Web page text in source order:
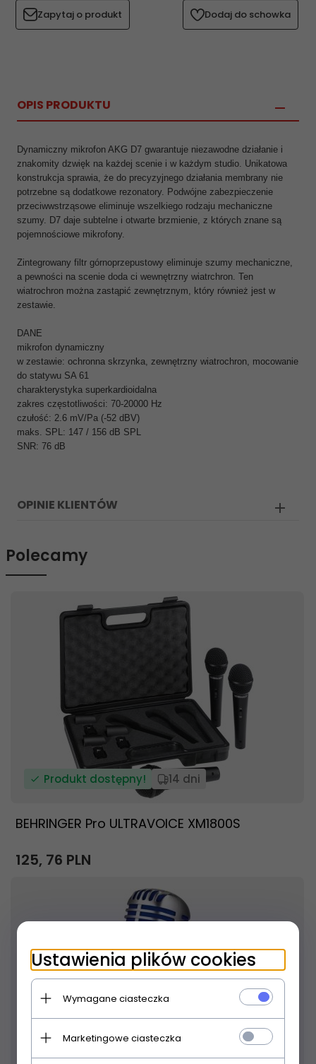
Zapytaj o produkt Dodaj do schowka
OPIS PRODUKTU
Dynamiczny mikrofon AKG D7 gwarantuje niezawodne działanie i
znakomity dzwięk na każdej scenie i w każdym studio. Unikatowa
konstrukcja sprawia, że do precyzyjnego działania membrany nie
potrzebne są dodatkowe rezonatory. Podwójne zabezpieczenie
przeciwwstrząsowe eliminuje wszelkiego rodzaju mechaniczne
szumy. D7 daje subtelne i otwarte brzmienie, z których znane są
pojemnościowe mikrofony.
Zintegrowany filtr górnoprzepustowy eliminuje szumy mechaniczne,
a pewności na scenie doda ci wewnętrzny wiatrchron. Ten
wiatrochron można zastąpić zewnętrznym, który również jest w
zestawie.
DANE
mikrofon dynamiczny
w zestawie: ochronna skrzynka, zewnętrzny wiatrochron, mocowanie
do statywu SA 61
charakterystyka superkardioidalna
zakres częstotliwości: 70-20000 Hz
czułość: 2.6 mV/Pa (-52 dBV)
maks. SPL: 147 / 156 dB SPL
SNR: 76 dB
OPINIE KLIENTÓW
Polecamy
Produkt dostępny! 14 dni
BEHRINGER Pro ULTRAVOICE XM1800S
125, 76 PLN
Ustawienia plików cookies
Wymagane ciasteczka
Marketingowe ciasteczka